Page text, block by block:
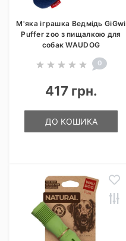
М'яка іграшка Ведмідь GiGwi
Puffer zoo з пищалкою для
собак WAUDOG
0
417 грн.
ДО КОШИКА